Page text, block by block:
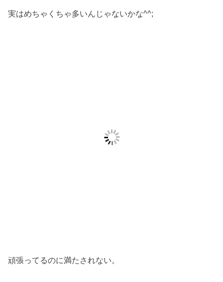
実はめちゃくちゃ多いんじゃないかな^^;
頑張ってるのに満たされない。